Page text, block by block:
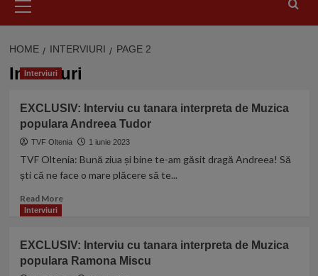
Menu
HOME INTERVIURI PAGE 2
Interviuri
Interviuri
EXCLUSIV: Interviu cu tanara interpreta de Muzica
populara Andreea Tudor
TVF Oltenia 1 iunie 2023
TVF Oltenia: Bună ziua și bine te-am găsit dragă Andreea! Să
ști că ne face o mare plăcere să te...
Read MoreRead
Interviu
cu
Interviuri
EXCLUSIV: Interviu cu tanara interpreta de Muzica
populara Ramona Miscu